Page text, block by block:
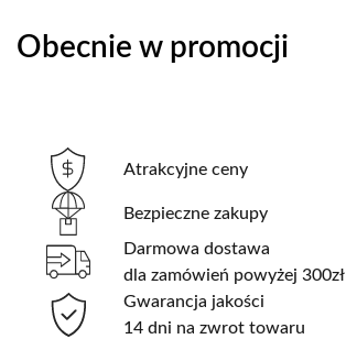
Obecnie w promocji
Atrakcyjne ceny
Bezpieczne zakupy
Darmowa dostawa
dla zamówień powyżej 300zł
Gwarancja jakości
14 dni na zwrot towaru